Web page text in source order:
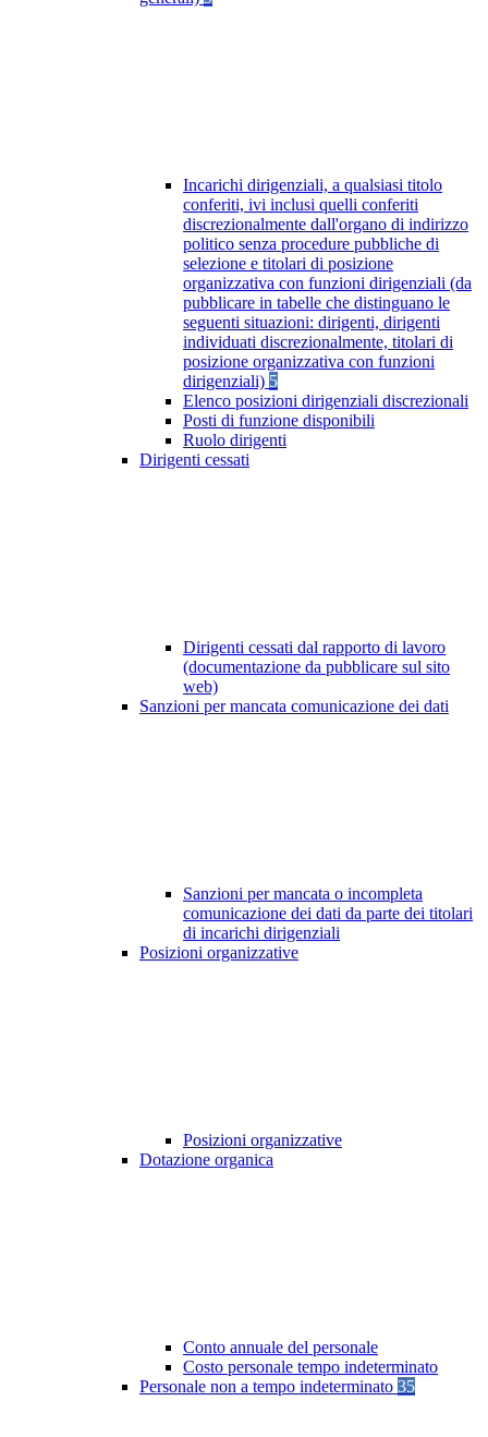
Incarichi dirigenziali, a qualsiasi titolo
conferiti, ivi inclusi quelli conferiti
discrezionalmente dall'organo di indirizzo
politico senza procedure pubbliche di
selezione e titolari di posizione
organizzativa con funzioni dirigenziali (da
pubblicare in tabelle che distinguano le
seguenti situazioni: dirigenti, dirigenti
individuati discrezionalmente, titolari di
posizione organizzativa con funzioni
dirigenziali) 5
Elenco posizioni dirigenziali discrezionali
Posti di funzione disponibili
Ruolo dirigenti
Dirigenti cessati
Dirigenti cessati dal rapporto di lavoro
(documentazione da pubblicare sul sito
web)
Sanzioni per mancata comunicazione dei dati
Sanzioni per mancata o incompleta
comunicazione dei dati da parte dei titolari
di incarichi dirigenziali
Posizioni organizzative
Posizioni organizzative
Dotazione organica
Conto annuale del personale
Costo personale tempo indeterminato
Personale non a tempo indeterminato 35